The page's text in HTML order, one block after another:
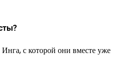
с которой они вместе уже